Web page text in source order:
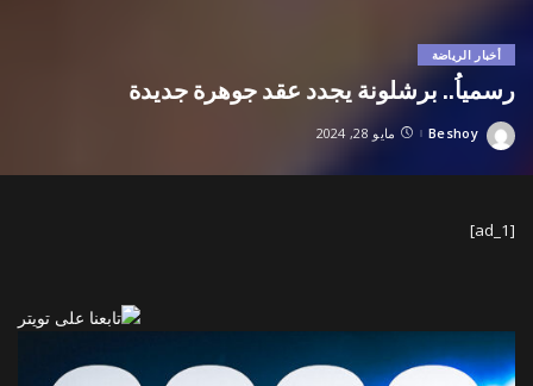
أخبار الرياضة
رسمياُ.. برشلونة يجدد عقد جوهرة جديدة
Posted
Beshoy مايو 28, 2024
[ad_1]